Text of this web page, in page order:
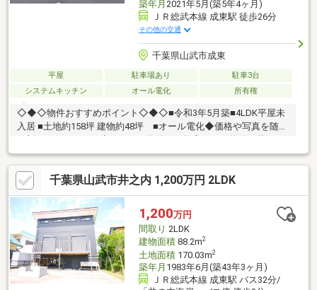
築年月 2021年5月(築5年4ヶ月)
ＪＲ総武本線 成東駅 徒歩26分
その他の交通
千葉県山武市成東
平屋 駐車場あり
駐車3台
システムキッチン
オール電化 所有権
◇◆◇物件おすすめポイント◇◆◇■令和3年5月築■4LDK平屋未
入居 ■土地約158坪 建物約48坪 ■オール電化◆価格や写真を随時
いち早くわかって便利な『お気に入り追加』をぜひご利用くださ
い♪
千葉県山武市井之内 1,200万円 2LDK
1,200万円
間取り 2LDK
建物面積88.2m2
土地面積170.03m2
築年月 1983年6月(築43年3ヶ月)
ＪＲ総武本線 成東駅 バス32分/